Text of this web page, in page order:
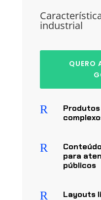
industrial
QUERO
R
R
para
públicos
R Layouts